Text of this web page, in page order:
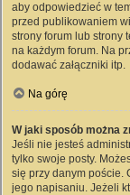
aby odpowiedzieć w
przed publikowaniem
strony forum lub strony
na każdym forum. Na
dodawać załączniki itp.
Na górę
W jaki sposób można
Jeśli nie jesteś
tylko swoje posty.
się przy danym poście.
jego napisaniu. Jeżeli